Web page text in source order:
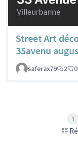
Street Art
35avenu
saferax79
2 0
1